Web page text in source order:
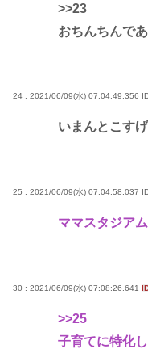
>>23
おちんちんで
24 : 2021/06/09(水) 07:04:49.356
いまんとこす
25 : 2021/06/09(水) 07:04:58.037
ママスタジア
30 : 2021/06/09(水) 07:08:26.641
>>25
子育てに特化